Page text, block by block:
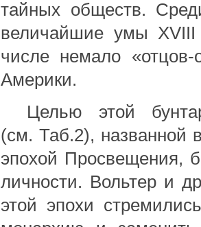
тайных обществ.
величайшие умы
числе немало «отцов-
Америки.
Целью этой
(см. Таб.2), названной
эпохой Просвещения,
личности. Вольтер и
этой эпохи